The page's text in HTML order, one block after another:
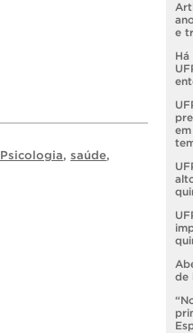
Psicologia, saúde,
e
Há
de